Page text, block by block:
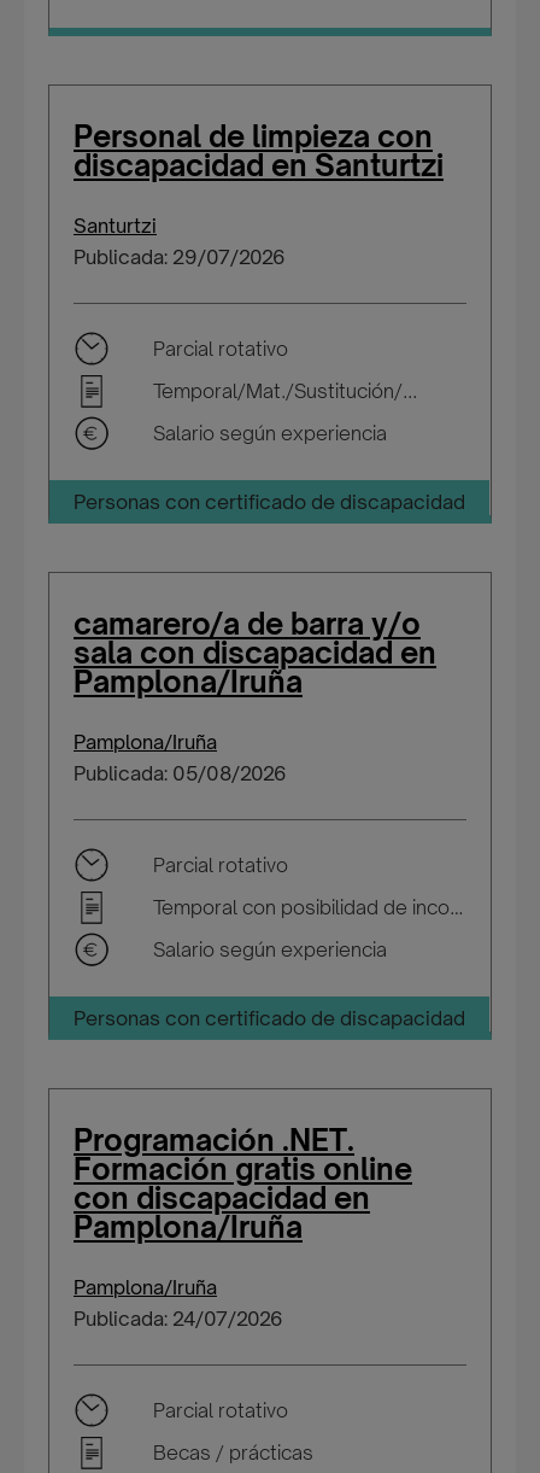
Personal de limpieza con
discapacidad en Santurtzi
Santurtzi
Publicada: 29/07/2026
Parcial rotativo
Temporal/Mat./Sustitución/...
Salario según experiencia
Personas con certificado de discapacidad
camarero/a de barra y/o
sala con discapacidad en
Pamplona/Iruña
Pamplona/Iruña
Publicada: 05/08/2026
Parcial rotativo
Temporal con posibilidad de incorporarse a plantilla
Salario según experiencia
Personas con certificado de discapacidad
Programación .NET.
Formación gratis online
con discapacidad en
Pamplona/Iruña
Pamplona/Iruña
Publicada: 24/07/2026
Parcial rotativo
Becas / prácticas